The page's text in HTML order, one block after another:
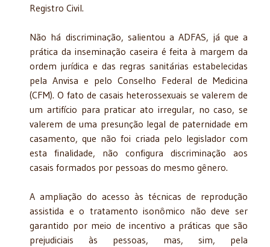
Registro Civil.
Não há discriminação, salientou a ADFAS, já que a
prática da inseminação caseira é feita à margem da
ordem jurídica e das regras sanitárias estabelecidas
pela Anvisa e pelo Conselho Federal de Medicina
(CFM). O fato de casais heterossexuais se valerem de
um artifício para praticar ato irregular, no caso, se
valerem de uma presunção legal de paternidade em
casamento, que não foi criada pelo legislador com
esta finalidade, não configura discriminação aos
casais formados por pessoas do mesmo gênero.
A ampliação do acesso às técnicas de reprodução
assistida e o tratamento isonômico não deve ser
garantido por meio de incentivo a práticas que são
prejudiciais às pessoas, mas, sim, pela